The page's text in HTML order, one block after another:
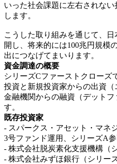
いった社会課題に左右されな
します。
こうした取り組みを通じて、
開し、将来的には100兆円規模
出につなげてまいります。
資金調達の概要
シリーズCファーストクローズ
投資と新規投資家からの出資（
金融機関からの融資（デット
す。
既存投資家
- スパークス・アセット・マネ
3号ファンド運用、シリーズA参
- 株式会社脱炭素化支援機構（
- 株式会社みずほ銀行（シリー